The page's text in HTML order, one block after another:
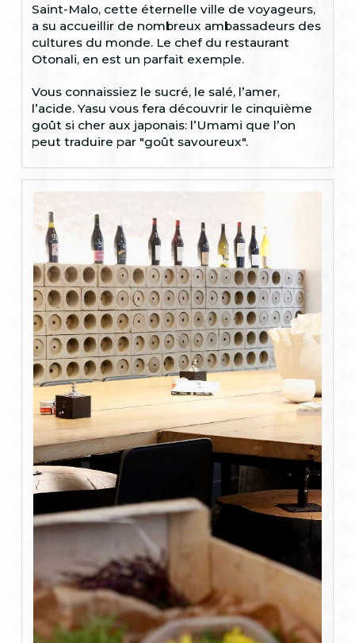
Saint-Malo, cette éternelle ville de voyageurs,
a su accueillir de nombreux ambassadeurs des
cultures du monde. Le chef du restaurant
Otonali, en est un parfait exemple.
Vous connaissiez le sucré, le salé, l’amer,
l’acide. Yasu vous fera découvrir le cinquième
goût si cher aux japonais: l’Umami que l’on
peut traduire par "goût savoureux".